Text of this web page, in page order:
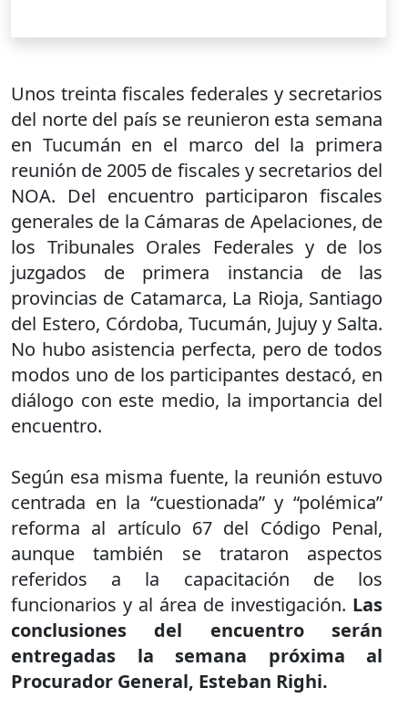
Unos treinta fiscales federales y secretarios
del norte del país se reunieron esta semana
en Tucumán en el marco del la primera
reunión de 2005 de fiscales y secretarios del
NOA. Del encuentro participaron fiscales
generales de la Cámaras de Apelaciones, de
los Tribunales Orales Federales y de los
juzgados de primera instancia de las
provincias de Catamarca, La Rioja, Santiago
del Estero, Córdoba, Tucumán, Jujuy y Salta.
No hubo asistencia perfecta, pero de todos
modos uno de los participantes destacó, en
diálogo con este medio, la importancia del
encuentro.
Según esa misma fuente, la reunión estuvo
centrada en la “cuestionada” y “polémica”
reforma al artículo 67 del Código Penal,
aunque también se trataron aspectos
referidos a la capacitación de los
funcionarios y al área de investigación. Las
conclusiones del encuentro serán
entregadas la semana próxima al
Procurador General, Esteban Righi.